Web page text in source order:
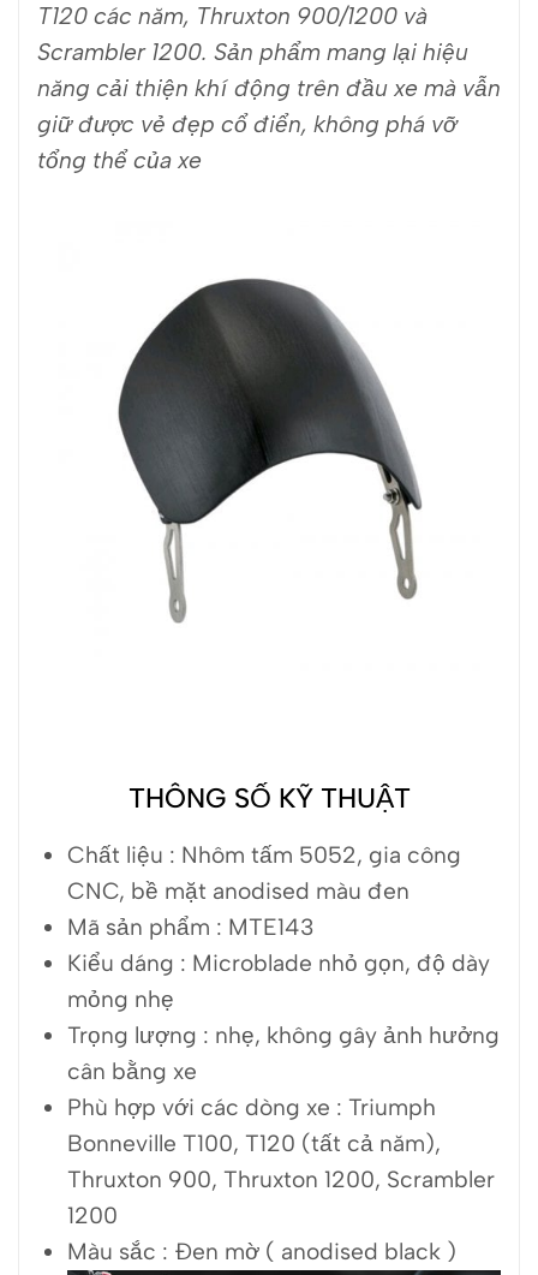
T120 các năm, Thruxton 900/1200 và
Scrambler 1200. Sản phẩm mang lại hiệu
năng cải thiện khí động trên đầu xe mà vẫn
giữ được vẻ đẹp cổ điển, không phá vỡ
tổng thể của xe
THÔNG SỐ KỸ THUẬT
Chất liệu : Nhôm tấm 5052, gia công
CNC, bề mặt anodised màu đen
Mã sản phẩm : MTE143
Kiểu dáng : Microblade nhỏ gọn, độ dày
mỏng nhẹ
Trọng lượng : nhẹ, không gây ảnh hưởng
cân bằng xe
Phù hợp với các dòng xe : Triumph
Bonneville T100, T120 (tất cả năm),
Thruxton 900, Thruxton 1200, Scrambler
1200
Màu sắc : Đen mờ ( anodised black )